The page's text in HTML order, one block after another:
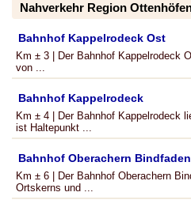
Nahverkehr Region
Bahnhof Kappelrodeck Ost
Km ± 3 | Der Bahnhof Kappelrodeck
von ...
Bahnhof Kappelrodeck
Km ± 4 | Der Bahnhof Kappelrodeck
ist Haltepunkt ...
Bahnhof Oberachern
Km ± 6 | Der Bahnhof Oberachern
Ortskerns und ...